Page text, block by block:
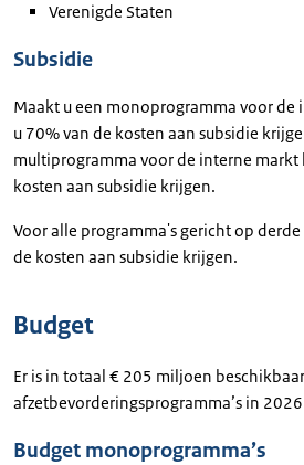
Verenigde Staten
Subsidie
Maakt u een monoprogramma voor de
u 70% van de kosten aan subsidie
multiprogramma voor de interne markt
kosten aan subsidie krijgen.
Voor alle programma's gericht op
de kosten aan subsidie krijgen.
Budget
Er is in totaal € 205 miljoen
afzetbevorderingsprogramma’s in
Budget monoprogramma’s